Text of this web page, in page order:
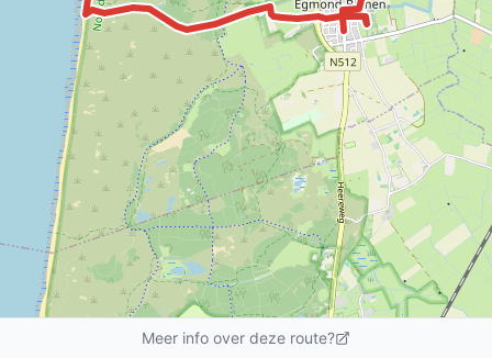
Meer info over deze route?